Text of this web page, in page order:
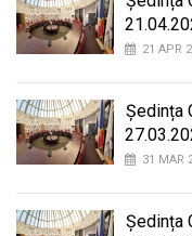
21 APR
Ședința
31 MAR
Ședința